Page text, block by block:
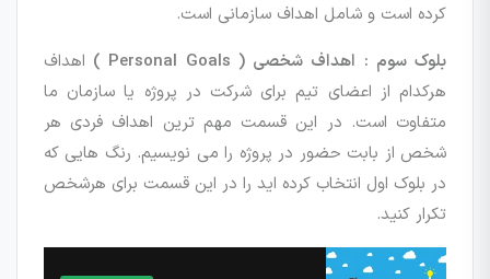
کرده است و شامل اهداف سازمانی است.
بلوک سوم : اهداف شخصی ( Personal Goals )
اهداف
هرکدام از اعضای تیم برای شرکت در پروژه یا سازمان ما
متفاوت است. در این قسمت مهم ترین اهداف فردی هر
شخص از بابت حضور در پروژه را می نویسیم. رنگ هایی که
در بلوک اول انتخاب کرده اید را در این قسمت برای هرشخص
تکرار کنید.